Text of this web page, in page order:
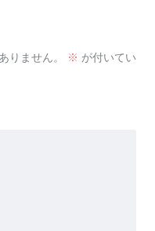
りません。 ※ が付いてい